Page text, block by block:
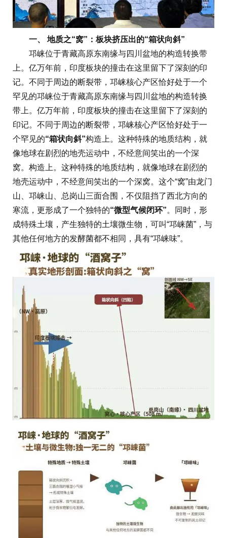
一、 地质之“窝”：板块挤压出的“箱状向斜”
邛崃位于青藏高原东南缘与四川盆地的构造转换带
上。亿万年前，印度板块的撞击在这里留下了深刻的印
记。不同于周边的断裂带，邛崃核心产区恰好处于一个
罕见的邛崃位于青藏高原东南缘与四川盆地的构造转换
带上。亿万年前，印度板块的撞击在这里留下了深刻的
印记。不同于周边的断裂带，邛崃核心产区恰好处于一
个罕见的“箱状向斜”构造上。这种特殊的地质结构，就
像地球在剧烈的地壳运动中，不经意间笑出的一个深
窝。构造上。这种特殊的地质结构，就像地球在剧烈的
地壳运动中，不经意间笑出的一个深窝。这个“窝”由龙门
山、邛崃山、总岗山三面合围，不仅阻挡了西北方向的
寒流，更形成了一个独特的“微型气候闭环”。同时，形
成特殊土壤，产生独特的土壤微生物，可叫“邛崃菌”，与
其他任何地方的发酵菌都不相同，具有“邛崃味”。